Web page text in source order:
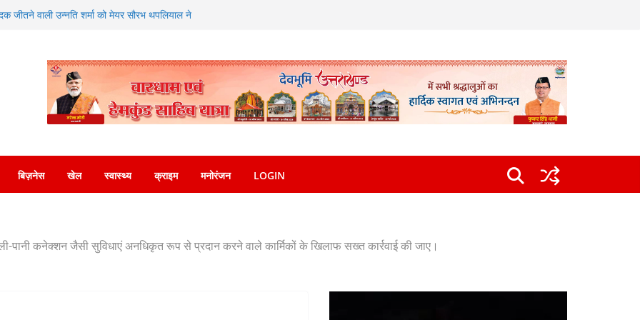
जीतने वाली उन्नति शर्मा को मेयर सौरभ थपलियाल ने
के आभूषण लेकर फरार हुए चोर
उमेश कुमार ने किया भंडारे का शुभारंभ
बिज़नेस खेल स्वास्थ्य क्राइम मनोरंजन LOGIN
पानी कनेक्शन जैसी सुविधाएं अनधिकृत रूप से प्रदान करने वाले कार्मिकों के खिलाफ सख्त कार्रवाई की जाए।